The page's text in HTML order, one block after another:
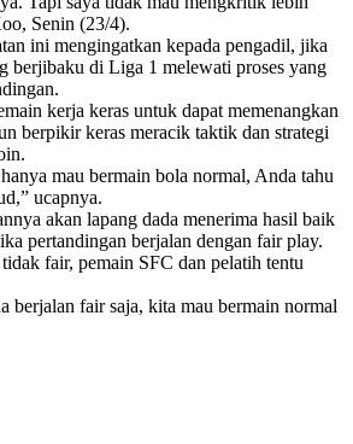
Senin (23/4).
ini mengingatkan kepada pengadil, jika
berjibaku di Liga 1 melewati proses yang
kerja keras untuk dapat memenangkan
berpikir keras meracik taktik dan strategi
mau bermain bola normal, Anda tahu
ucapnya.
akan lapang dada menerima hasil baik
pertandingan berjalan dengan fair play.
fair, pemain SFC dan pelatih tentu
berjalan fair saja, kita mau bermain normal